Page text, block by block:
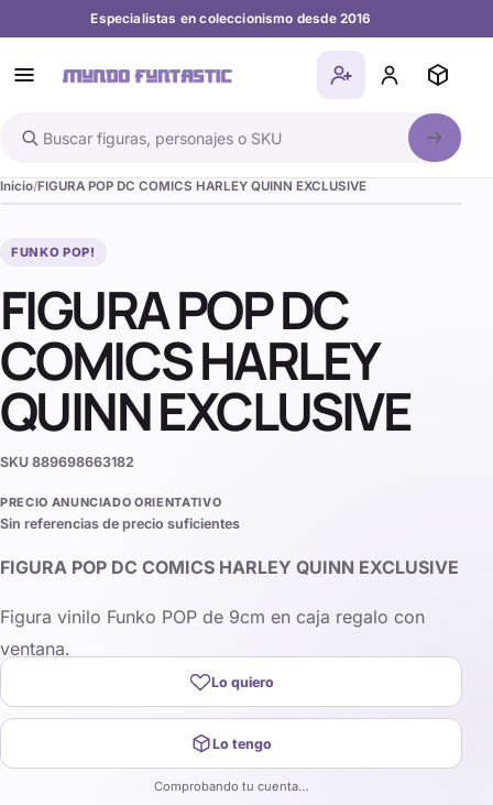
Especialistas en coleccionismo desde 2016
Buscar en el catálogo
Inicio FIGURA POP DC COMICS HARLEY QUINN EXCLUSIVE
FUNKO POP!
FIGURA POP DC
COMICS HARLEY
QUINN EXCLUSIVE
SKU 889698663182
PRECIO ANUNCIADO ORIENTATIVO
Sin referencias de precio suficientes
FIGURA POP DC COMICS HARLEY QUINN EXCLUSIVE
Figura vinilo Funko POP de 9cm en caja regalo con
ventana.
Lo quiero
Lo tengo
Comprobando tu cuenta…